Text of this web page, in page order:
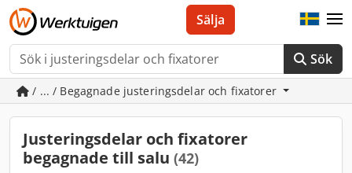
Sök
Sälja
/ ... / Begagnade justeringsdelar och fixatorer
Justeringsdelar och fixatorer
begagnade till salu (42)